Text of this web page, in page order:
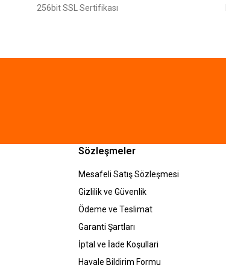
256bit SSL Sertifikası
Sözleşmeler
Mesafeli Satış Sözleşmesi
Gizlilik ve Güvenlik
Ödeme ve Teslimat
Garanti Şartları
İptal ve İade Koşullari
Havale Bildirim Formu